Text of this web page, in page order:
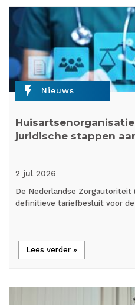
flash_on Nieuws
juridische stappen
2 jul 2026
De Nederlandse Zorgautoriteit
definitieve tariefbesluit voor
Lees verder »